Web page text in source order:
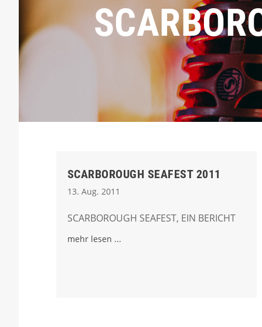
SCARBOROUGH SEAFEST 2011
13. Aug. 2011
SCARBOROUGH SEAFEST, EIN BERICHT
mehr lesen